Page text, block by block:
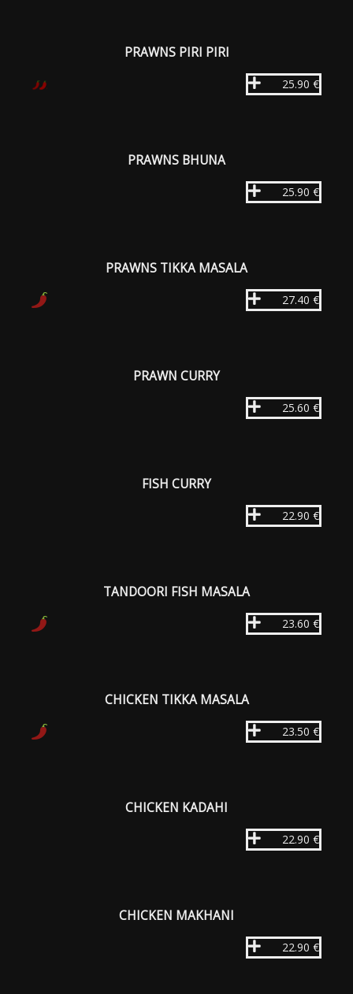
PRAWNS PIRI PIRI
25.90 €
PRAWNS BHUNA
25.90 €
PRAWNS TIKKA MASALA
27.40 €
PRAWN CURRY
25.60 €
FISH CURRY
22.90 €
TANDOORI FISH MASALA
23.60 €
CHICKEN TIKKA MASALA
23.50 €
CHICKEN KADAHI
22.90 €
CHICKEN MAKHANI
22.90 €